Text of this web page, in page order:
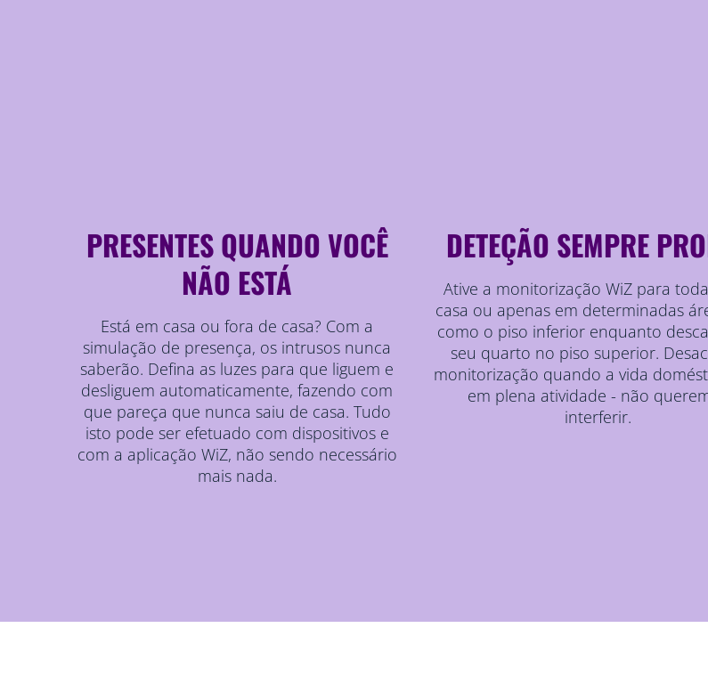
PRESENTES QUANDO VOCÊ
NÃO ESTÁ
Está em casa ou fora de casa? Com a
simulação de presença, os intrusos nunca
saberão. Defina as luzes para que liguem e
desliguem automaticamente, fazendo com
que pareça que nunca saiu de casa. Tudo
isto pode ser efetuado com dispositivos e
com a aplicação WiZ, não sendo necessário
mais nada.
DETEÇÃO SEMPRE
Ative a monitorização WiZ para
casa ou apenas em determinadas
como o piso inferior enquanto
seu quarto no piso superior.
monitorização quando a vida
em plena atividade - não
interferir.